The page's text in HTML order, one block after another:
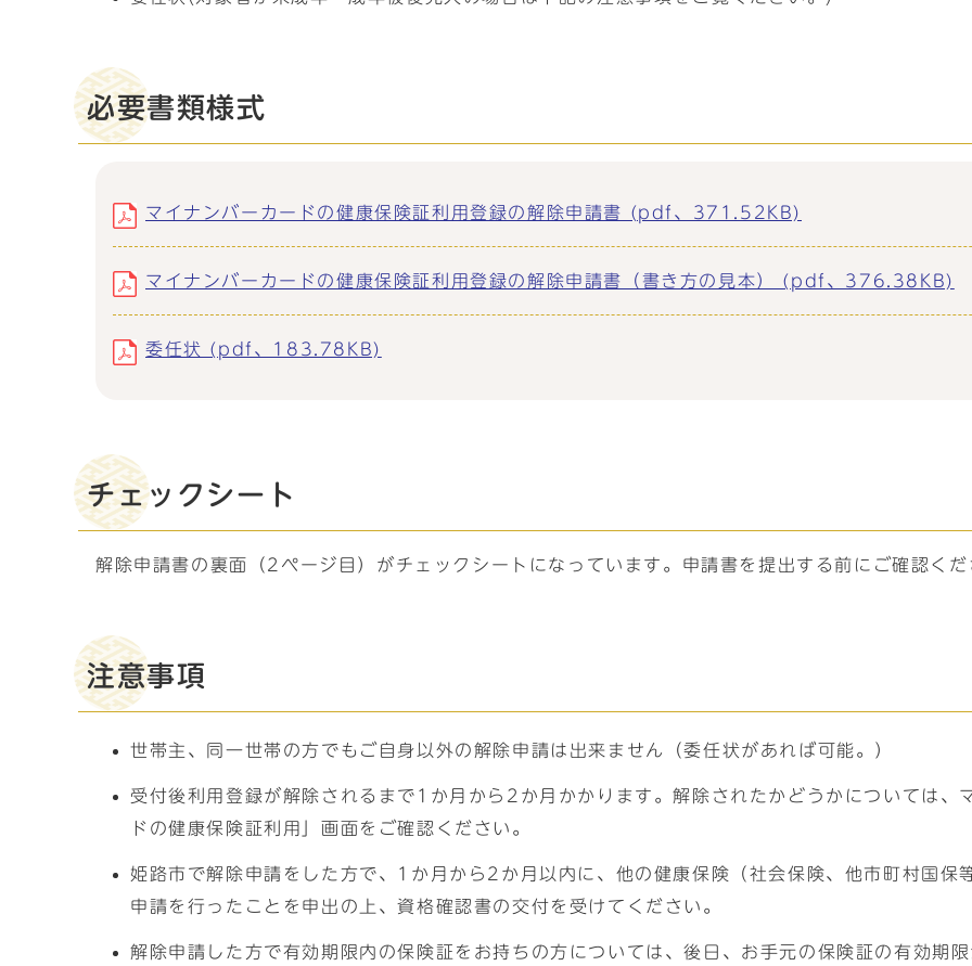
必要書類様式
マイナンバーカードの健康保険証利用登録の解除申請書 (pdf、371.52KB)
マイナンバーカードの健康保険証利用登録の解除申請書（書き方の見本） (pdf、376.38KB)
委任状 (pdf、183.78KB)
チェックシート
解除申請書の裏面（2ページ目）がチェックシートになっています。申請書を提出する前にご確認くだ
注意事項
世帯主、同一世帯の方でもご自身以外の解除申請は出来ません（委任状があれば可能。）
受付後利用登録が解除されるまで1か月から2か月かかります。解除されたかどうかについては、
ドの健康保険証利用」画面をご確認ください。
姫路市で解除申請をした方で、1か月から2か月以内に、他の健康保険（社会保険、他市町村国保
申請を行ったことを申出の上、資格確認書の交付を受けてください。
解除申請した方で有効期限内の保険証をお持ちの方については、後日、お手元の保険証の有効期